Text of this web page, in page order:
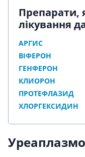
Препарати,
лікування
АРГИС
ВІФЕРОН
ГЕНФЕРОН
КЛИОРОН
ПРОТЕФЛАЗИД
ХЛОРГЕКСИДИН